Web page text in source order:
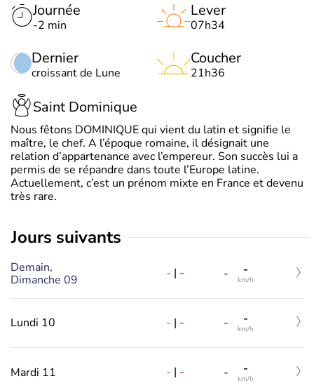
Journée
-2 min
Dernier
croissant de Lune
Lever
07h34
Coucher
21h36
Saint Dominique
Nous fêtons DOMINIQUE qui vient du latin et signifie le
maître, le chef. A l’époque romaine, il désignait une
relation d’appartenance avec l’empereur. Son succès lui a
permis de se répandre dans toute l’Europe latine.
Actuellement, c’est un prénom mixte en France et devenu
très rare.
jours suivants
Demain,
Dimanche 09
- | - - -
km/h
Lundi 10 - | - - -
km/h
Mardi 11 - | - - -
km/h